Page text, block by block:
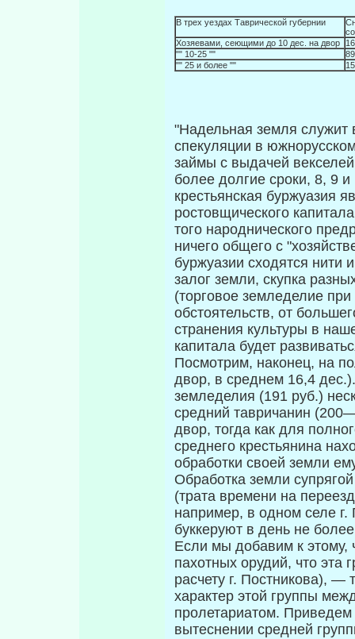
В трех уездах Таврической губернии
Хозяевами, сеющими до 10 дес. на двор
"" 10-25 ""
"" 25 и более ""
"Надельная земля
спекуляции в
займы с выдачей
более долгие сроки, 8, 9
крестьянская буржуазия
ростовщического ка­питала
того народнического
ничего общего с
буржуазии сходятся нити
залог земли, скупка
(торговое земледелие
обстоятельств, от
странения культуры в
капитала будет
Посмотрим, наконец, на
двор, в среднем 16,4
земледелия (191 руб.)
средний тавричанин
двор, тогда как для
среднего крестьянина
обработки своей земли
Обработка земли
(трата времени на
например, в одном селе г.
буккеруют в день не
Если мы добавим к этому,
пахотных орудий, что эта
расчету г. Постни­кова), —
характер этой группы
пролетариатом.
вытеснении средней